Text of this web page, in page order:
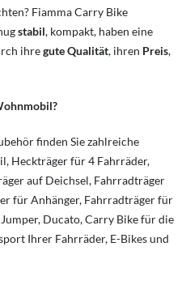
Fiamma Carry Bike
stabil, kompakt, haben eine
ihregute Qualität, ihren Preis,
finden Sie zahlreiche
Heckträger für 4 Fahrräder,
auf Deichsel, Fahrradträger
für Anhänger, Fahrradträger für
Ducato, Carry Bike für die
Ihrer Fahrräder, E-Bikes und